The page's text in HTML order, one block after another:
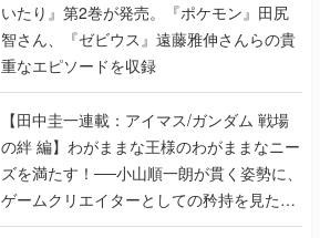
いたり』第2巻が発売。『ポケモン』田尻
智さん、『ゼビウス』遠藤雅伸さんらの貴
重なエピソードを収録
【田中圭一連載：アイマス/ガンダム 戦場
の絆 編】わがままな王様のわがままなニー
ズを満たす！──小山順一朗が貫く姿勢に、
ゲームクリエイターとしての矜持を見た
【若ゲのいたり最終回】